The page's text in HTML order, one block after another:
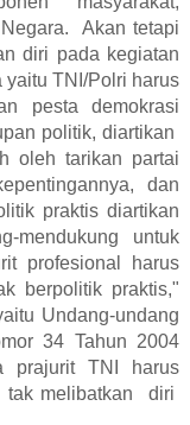
Negara.
Akan tetapi
diri pada kegiatan
TNI/Polri harus
pesta demokrasi
politik, diartikan
oleh tarikan partai
dan
praktis diartikan
mendukung untuk
profesional harus
berpolitik praktis,"
Undang-undang
34 Tahun 2004
prajurit TNI harus
melibatkan
diri